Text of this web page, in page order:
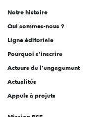
l'engagement
Notre histoire
Qui sommes-nous ?
Ligne éditoriale
Pourquoi s'inscrire
Acteurs de l'engagement
Actualités
Appels à projets